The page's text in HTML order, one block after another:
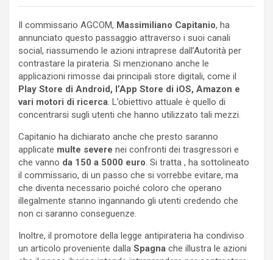
Il commissario AGCOM, Massimiliano Capitanio, ha
annunciato questo passaggio attraverso i suoi canali
social, riassumendo le azioni intraprese dall’Autorità per
contrastare la pirateria. Si menzionano anche le
applicazioni rimosse dai principali store digitali, come il
Play Store di Android, l’App Store di iOS, Amazon e
vari motori di ricerca. L’obiettivo attuale è quello di
concentrarsi sugli utenti che hanno utilizzato tali mezzi.
Capitanio ha dichiarato anche che presto saranno
applicate multe severe nei confronti dei trasgressori e
che vanno da 150 a 5000 euro. Si tratta , ha sottolineato
il commissario, di un passo che si vorrebbe evitare, ma
che diventa necessario poiché coloro che operano
illegalmente stanno ingannando gli utenti credendo che
non ci saranno conseguenze.
Inoltre, il promotore della legge antipirateria ha condiviso
un articolo proveniente dalla Spagna che illustra le azioni